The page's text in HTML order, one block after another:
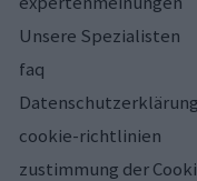
Unsere Spezialisten
faq
Datenschutzerklärung
cookie-richtlinien
zustimmung der